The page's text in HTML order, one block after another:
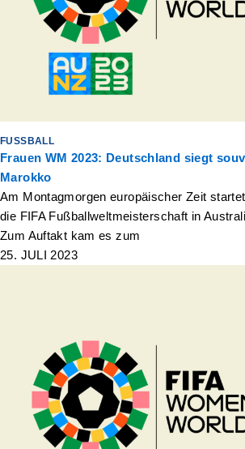
FUSSBALL
Frauen WM 2023: Deutschland siegt
Marokko
Am Montagmorgen europäischer Zeit
die FIFA Fußballweltmeisterschaft in
Zum Auftakt kam es zum
25. JULI 2023